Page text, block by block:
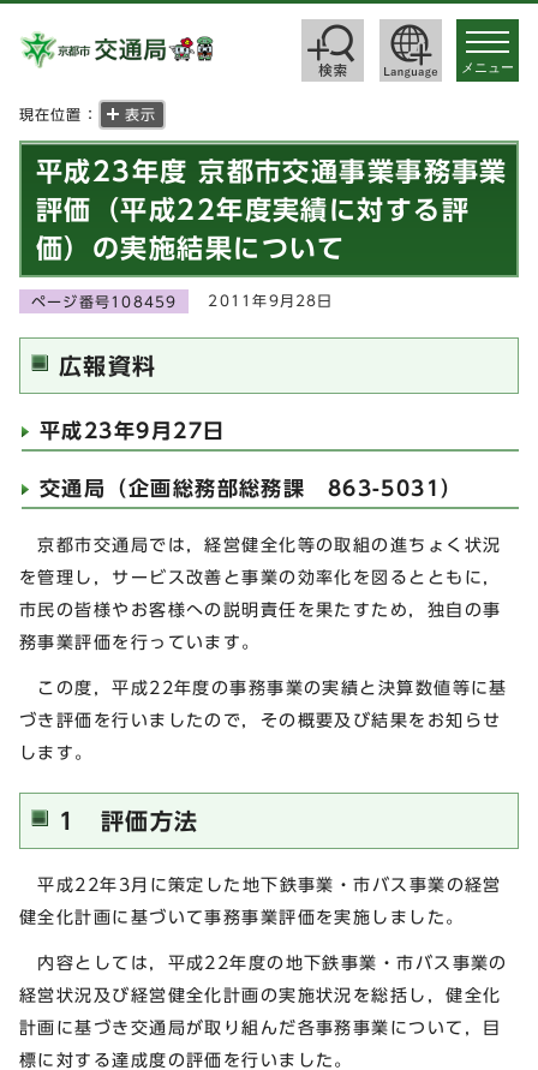
toggle
メニュー
現在位置： 表示
平成23年度 京都市交通事業事務事業
評価（平成22年度実績に対する評
価）の実施結果について
ページ番号108459 2011年9月28日
広報資料
平成23年9月27日
交通局（企画総務部総務課 863-5031）
京都市交通局では，経営健全化等の取組の進ちょく状況
を管理し，サービス改善と事業の効率化を図るとともに，
市民の皆様やお客様への説明責任を果たすため，独自の事
務事業評価を行っています。
この度，平成22年度の事務事業の実績と決算数値等に基
づき評価を行いましたので，その概要及び結果をお知らせ
します。
1 評価方法
平成22年3月に策定した地下鉄事業・市バス事業の経営
健全化計画に基づいて事務事業評価を実施しました。
内容としては，平成22年度の地下鉄事業・市バス事業の
経営状況及び経営健全化計画の実施状況を総括し，健全化
計画に基づき交通局が取り組んだ各事務事業について，目
標に対する達成度の評価を行いました。